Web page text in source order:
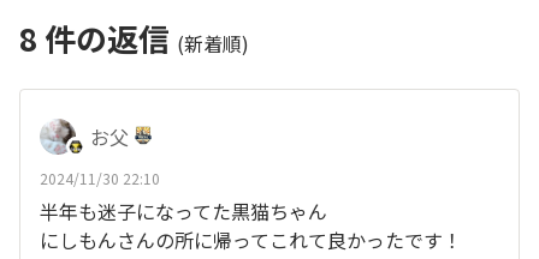
8 件の返信 (新着順)
お父
2024/11/30 22:10
半年も迷子になってた黒猫ちゃん
にしもんさんの所に帰ってこれて良かったです！